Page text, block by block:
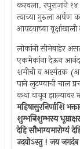
करवला. रघुराजाने १४
त्याच्या गुरुला अर्पण
आपटयाच्या
लोकांनी सीमेबाहेर
एकमेकांना देऊन आनंद
शमीची व अश्मंतक
पाने लुटण्याची चाल
कथा वाचून झाल्यावर
महिषासुरनिर्णाशि
शुम्भनिशुम्भस्य
देहि सौभाग्यमारोग्यं
उदयोऽस्तु ! जय